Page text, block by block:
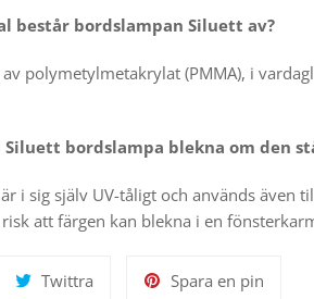
består bordslampan Siluett av?
polymetylmetakrylat (PMMA), i
Siluett bordslampa blekna om den
i sig själv UV-tåligt och används även
att färgen kan blekna i en
Twittra Spara en pin